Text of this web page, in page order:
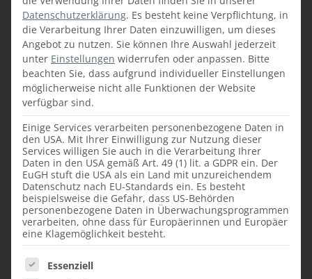
Esszimmer, Wohnzimmer, Schlafzimmer
als auch für Stauraumschränkez. B. unter
Treppen, um ungenutzte Flächen in der
Wohnung optimal aufzuwerten.
Datenschutzerklärung. Es besteht keine Verpflichtung, in
die Verarbeitung Ihrer Daten einzuwilligen, um dieses
Angebot zu nutzen. Sie können Ihre Auswahl jederzeit
unter Einstellungen widerrufen oder anpassen. Bitte
beachten Sie, dass aufgrund individueller Einstellungen
möglicherweise nicht alle Funktionen der Website
verfügbar sind.
Einige Services verarbeiten personenbezogene Daten in
den USA. Mit Ihrer Einwilligung zur Nutzung dieser
Services willigen Sie auch in die Verarbeitung Ihrer
Daten in den USA gemäß Art. 49 (1) lit. a GDPR ein. Der
EuGH stuft die USA als ein Land mit unzureichendem
Datenschutz nach EU-Standards ein. Es besteht
beispielsweise die Gefahr, dass US-Behörden
personenbezogene Daten in Überwachungsprogrammen
verarbeiten, ohne dass für Europäerinnen und Europäer
eine Klagemöglichkeit besteht.
Es folgt eine Liste der Service-Gruppen, für die
Essenziell